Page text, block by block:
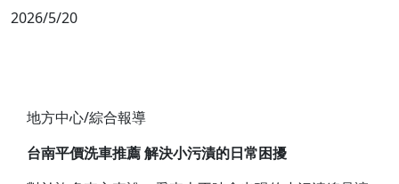
2026/5/20
地方中心/綜合報導
台南平價洗車推薦 解決小污漬的日常困擾